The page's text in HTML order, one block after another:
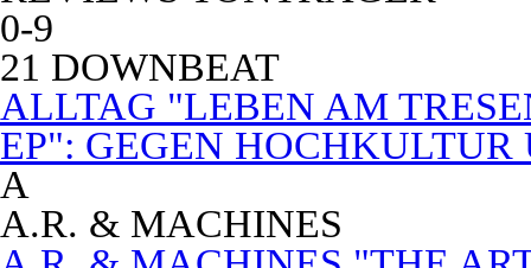
0-9
21 DOWNBEAT
ALLTAG "LEBEN AM
EP": GEGEN
A
A.R. & MACHINES